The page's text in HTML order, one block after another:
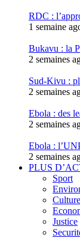
RDC :
1 semaine
Bukavu : la
2 semaines
Sud-Kivu :
2 semaines
Ebola : des
2 semaines
Ebola :
2 semaines
PLUS
Sport
Culture
Justice